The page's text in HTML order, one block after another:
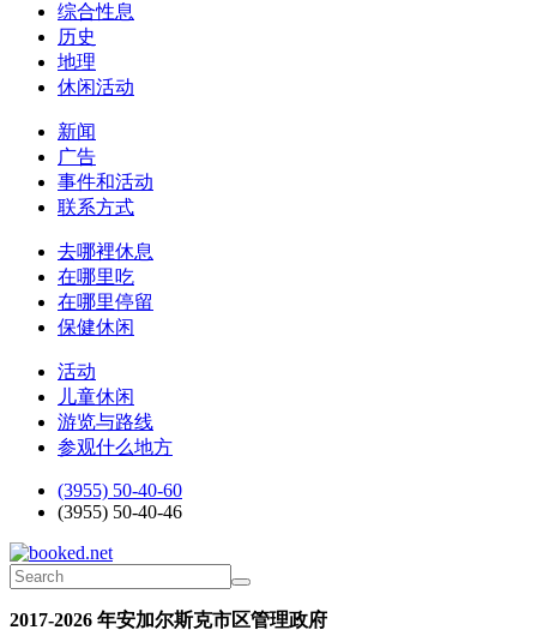
综合性息
历史
地理
休闲活动
新闻
广告
事件和活动
联系方式
去哪裡休息
在哪里吃
在哪里停留
保健休闲
活动
儿童休闲
游览与路线
参观什么地方
(3955) 50-40-60
(3955) 50-40-46
2017-2026 年安加尔斯克市区管理政府